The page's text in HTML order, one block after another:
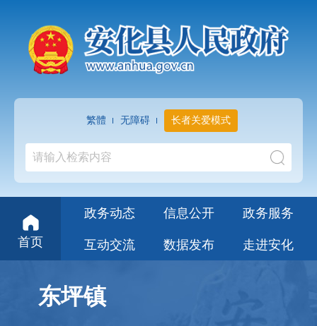
繁體 无障碍 长者关爱模式
首页
政务动态 信息公开 政务服务
互动交流 数据发布 走进安化
东坪镇